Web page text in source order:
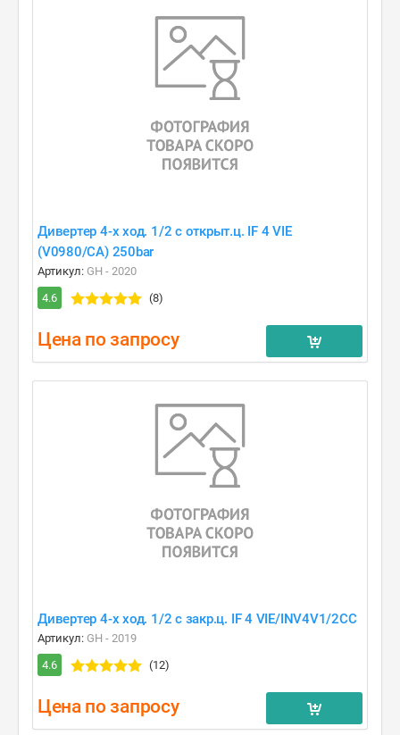
Дивертер 4-х ход. 1/2 c открыт.ц. IF 4 VIE
(V0980/CA) 250bar
Артикул: GH - 2020
4.6
(8)
Цена по запросу
Дивертер 4-х ход. 1/2 c закр.ц. IF 4 VIE/INV4V1/2CC
Артикул: GH - 2019
4.6
(12)
Цена по запросу